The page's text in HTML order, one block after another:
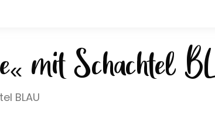
mit Schachtel
BLAU